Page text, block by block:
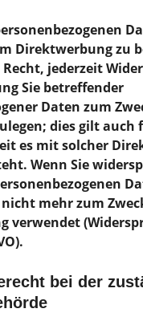
Direktwerbung zu
Recht, jederzeit
Sie betreffender
Daten zum
dies gilt auch
es mit solcher
Wenn Sie
mehr zum
verwendet
bei der